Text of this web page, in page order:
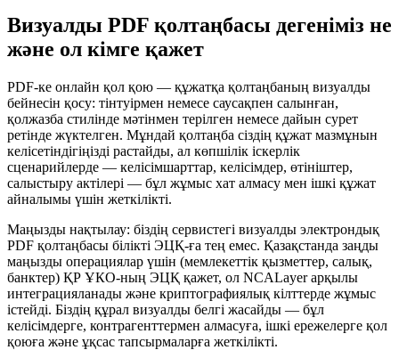
Визуалды PDF қолтаңбасы дегеніміз не
және ол кімге қажет
PDF-ке онлайн қол қою — құжатқа қолтаңбаның визуалды
бейнесін қосу: тінтуірмен немесе саусақпен салынған,
қолжазба стилінде мәтінмен терілген немесе дайын сурет
ретінде жүктелген. Мұндай қолтаңба сіздің құжат мазмұнын
келісетіндігіңізді растайды, ал көпшілік іскерлік
сценарийлерде — келісімшарттар, келісімдер, өтініштер,
салыстыру актілері — бұл жұмыс хат алмасу мен ішкі құжат
айналымы үшін жеткілікті.
Маңызды нақтылау: біздің сервистегі визуалды электрондық
PDF қолтаңбасы білікті ЭЦҚ-ға тең емес. Қазақстанда заңды
маңызды операциялар үшін (мемлекеттік қызметтер, салық,
банктер) ҚР ҰКО-ның ЭЦҚ қажет, ол NCALayer арқылы
интеграцияланады және криптографиялық кілттерде жұмыс
істейді. Біздің құрал визуалды белгі жасайды — бұл
келісімдерге, контрагенттермен алмасуға, ішкі ережелерге қол
қоюға және ұқсас тапсырмаларға жеткілікті.